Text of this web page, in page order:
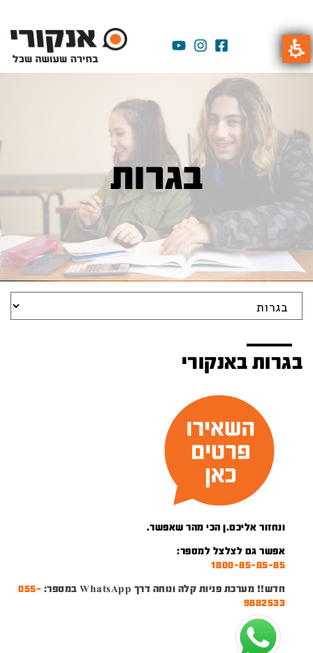
בגרות
בגרות באנקורי
ונחזור אליכם.ן הכי מהר שאפשר.
אפשר גם לצלצל למספר:
1800-85-85-85
חדש!! מערכת פניות קלה ונוחה דרך WhatsApp במספר:
055-
9882533